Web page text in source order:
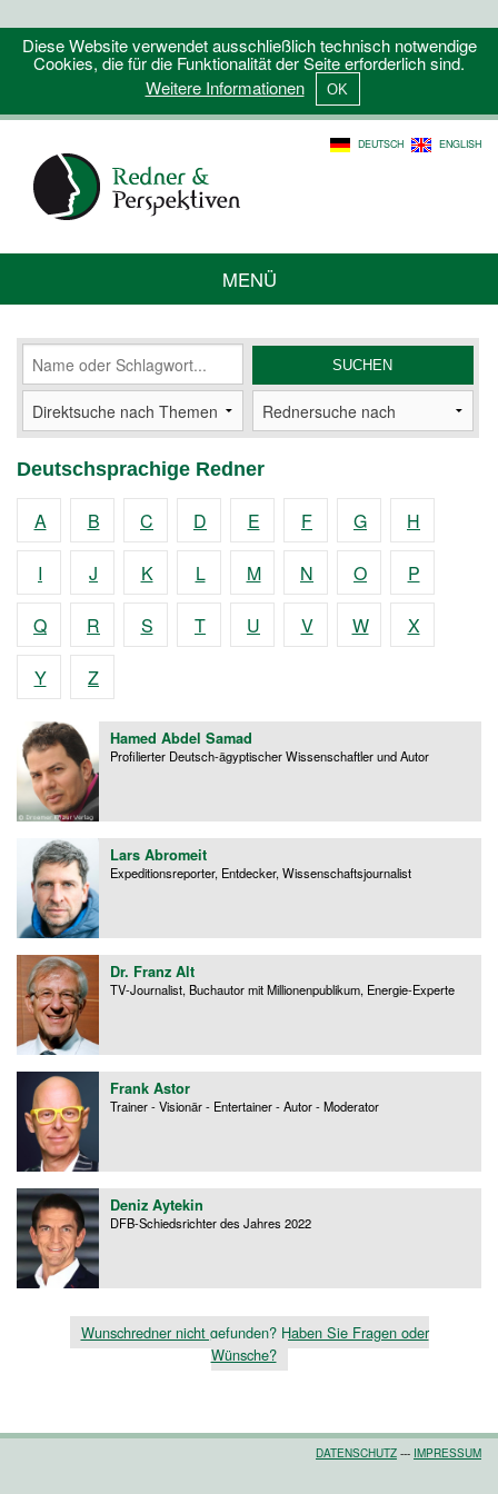
Diese Website verwendet ausschließlich technisch notwendige
Cookies, die für die Funktionalität der Seite erforderlich sind.
Weitere Informationen
DEUTSCH ENGLISH
MENÜ
Deutschsprachige Redner
A B C D E F G H
I J K L M N O P
Q R S T U V W X
Y Z
Hamed Abdel Samad
Profilierter Deutsch-ägyptischer Wissenschaftler und Autor
Lars Abromeit
Expeditionsreporter, Entdecker, Wissenschaftsjournalist
Dr. Franz Alt
TV-Journalist, Buchautor mit Millionenpublikum, Energie-Experte
Frank Astor
Trainer - Visionär - Entertainer - Autor - Moderator
Deniz Aytekin
DFB-Schiedsrichter des Jahres 2022
Wunschredner nicht gefunden? Haben Sie Fragen oder
Wünsche?
DATENSCHUTZ --- IMPRESSUM